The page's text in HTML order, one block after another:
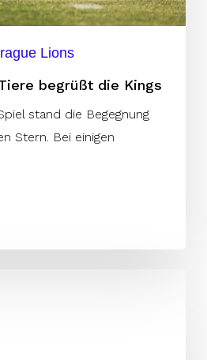
Lions
begrüßt die Kings
stand die Begegnung
Stern. Bei einigen